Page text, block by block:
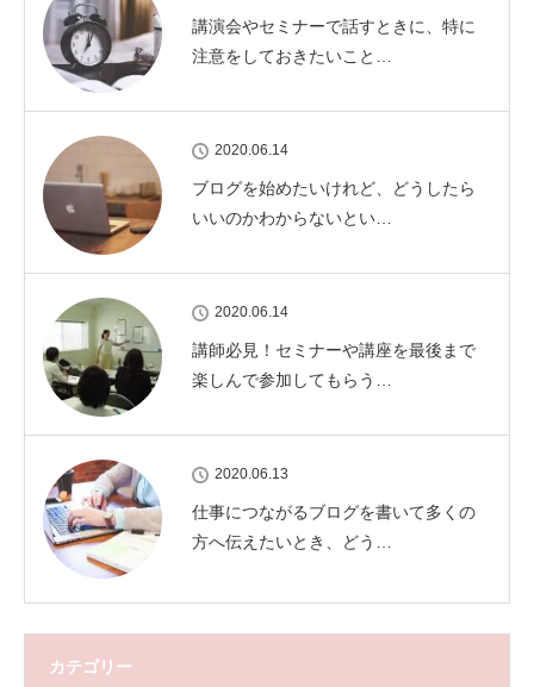
講演会やセミナーで話すときに、特に
注意をしておきたいこと…
2020.06.14
ブログを始めたいけれど、どうしたら
いいのかわからないとい…
2020.06.14
講師必見！セミナーや講座を最後まで
楽しんで参加してもらう…
2020.06.13
仕事につながるブログを書いて多くの
方へ伝えたいとき、どう…
カテゴリー